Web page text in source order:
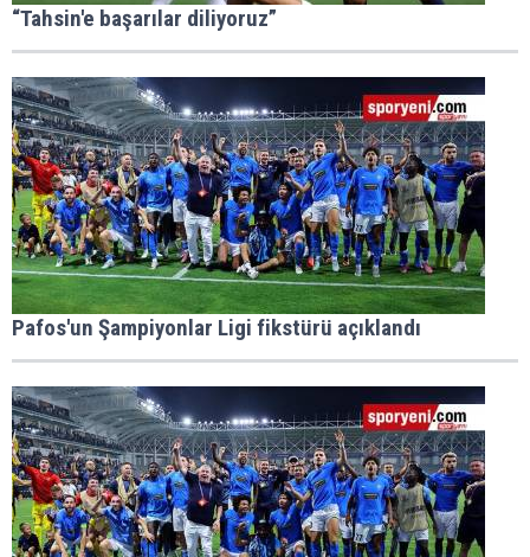
“Tahsin'e başarılar diliyoruz”
Pafos'un Şampiyonlar Ligi fikstürü açıklandı